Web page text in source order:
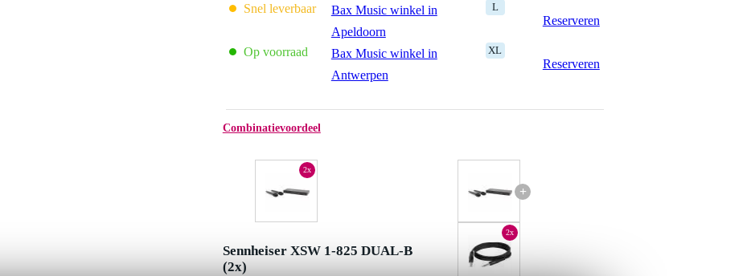
Snel leverbaar
Bax Music winkel in
Apeldoorn
L
Reserveren
Op voorraad
Bax Music winkel in
Antwerpen
XL
Reserveren
Combinatievoordeel
2x
Sennheiser XSW 1-825 DUAL-B
(2x)
+
2x